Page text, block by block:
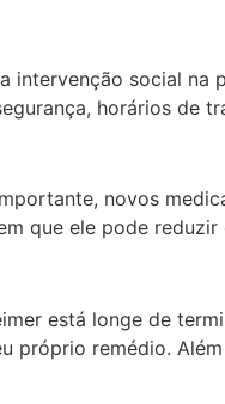
intervenção social
horários de
novos
que ele pode
está longe de
próprio remédio.